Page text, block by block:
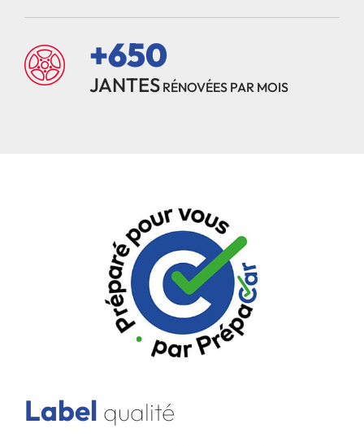
+650
JANTES RÉNOVÉES PAR MOIS
Label qualité